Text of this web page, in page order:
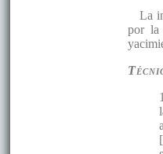
La
por la
[